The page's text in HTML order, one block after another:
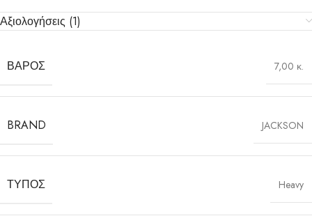
Αξιολογήσεις (1)
ΒΆΡΟΣ 7,00 κ.
BRAND JACKSON
ΤΎΠΟΣ Heavy